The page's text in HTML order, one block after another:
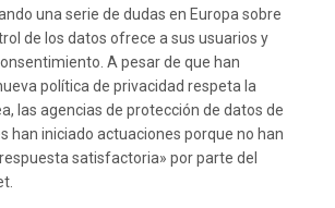
una serie de dudas en Europa sobre
de los datos ofrece a sus usuarios y
A pesar de que han
política de privacidad respeta la
las agencias de protección de datos de
han iniciado actuaciones porque no han
satisfactoria» por parte del